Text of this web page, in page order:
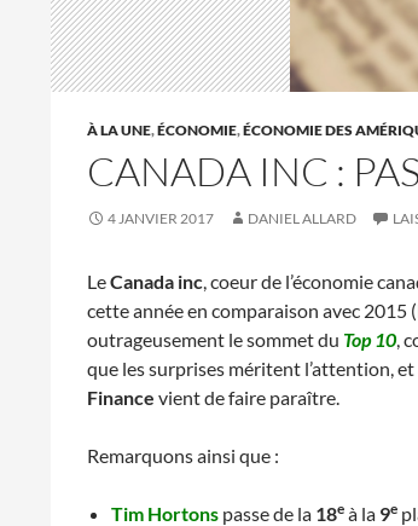
À LA UNE,ÉCONOMIE,ÉCONOMIE DES
CANADA INC :
4 JANVIER 2017 DANIEL ALLARD
LeCanada inc , coeur de l’économie
cette année en comparaison avec 2015 (
outrageusement le sommet du Top 10 ,
que les surprises méritent l’attention,
Finance vient de faire paraître.
Remarquons ainsi que :
Tim Hortons passe de la 18e à la 9e